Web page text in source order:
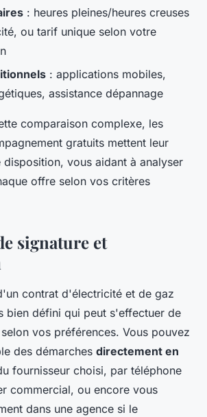
: heures pleines/heures creuses
ou tarif unique selon votre
: applications mobiles,
assistance dépannage
comparaison complexe, les
gratuits mettent leur
vous aidant à analyser
offre selon vos critères
signature et
contrat d'électricité et de gaz
bien défini qui peut s'effectuer de
vos préférences. Vous pouvez
des démarches directement en
fournisseur choisi, par téléphone
commercial, ou encore vous
dans une agence si le